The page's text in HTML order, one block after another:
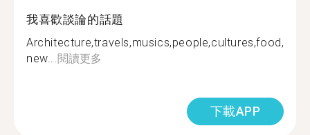
我喜歡談論的話題
new...閱讀更多
下載APP